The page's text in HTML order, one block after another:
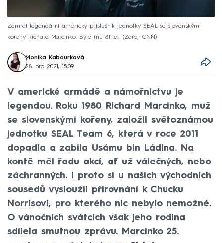
Zemřel legendární americký příslušník jednotky SEAL se slovenskými
kořeny Richard Marcinko. Bylo mu 81 let.
Zdroj: CNN
Monika Kabourková
28. pro 2021, 15:09
V americké armádě a námořnictvu je
legendou. Roku 1980 Richard Marcinko, muž
se slovenskými kořeny, založil světoznámou
jednotku SEAL Team 6, která v roce 2011
dopadla a zabila Usámu bin Ládina. Na
kontě měl řadu akcí, ať už válečných, nebo
záchranných. I proto si u našich východních
sousedů vysloužil přirovnání k Chucku
Norrisovi, pro kterého nic nebylo nemožné.
O vánočních svátcích však jeho rodina
sdílela smutnou zprávu. Marcinko 25.